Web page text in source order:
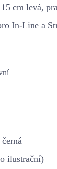
cm levá,
In-Line a
ilustrační)